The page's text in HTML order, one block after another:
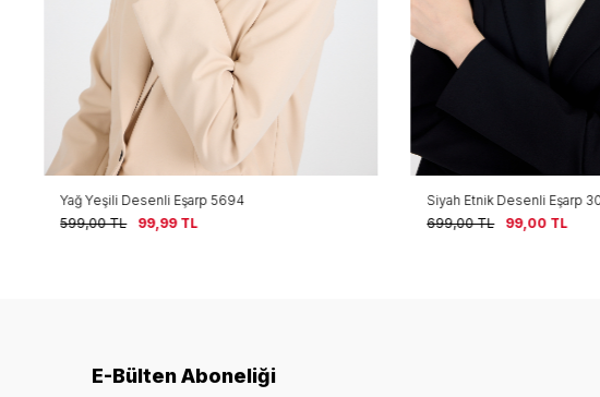
Yağ Yeşili Desenli Eşarp 5694
599,00TL 99,99TL
Siyah Etnik Desenli Eşarp 3013
699,00TL 99,00TL
E-Bülten Aboneliği